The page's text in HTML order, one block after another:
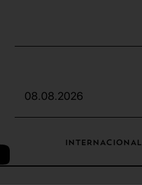
08.08.2026
INTERNACIONAL